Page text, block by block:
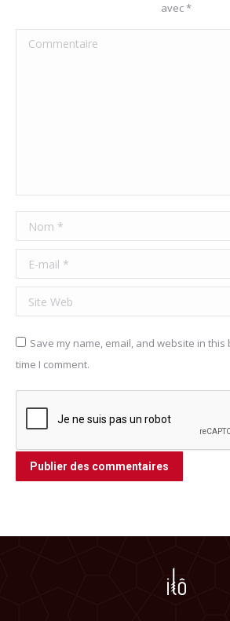
avec*
Commentaire
Nom *
E-mail *
Site Web
Save my name, email, and website in
time I comment.
Publier des commentaires